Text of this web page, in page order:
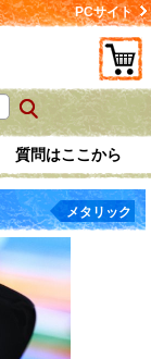
PCサイト
質問はここから
メタリック